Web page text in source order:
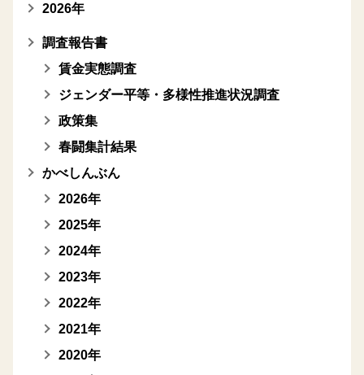
2026年
調査報告書
賃金実態調査
ジェンダー平等・多様性推進状況調査
政策集
春闘集計結果
かべしんぶん
2026年
2025年
2024年
2023年
2022年
2021年
2020年